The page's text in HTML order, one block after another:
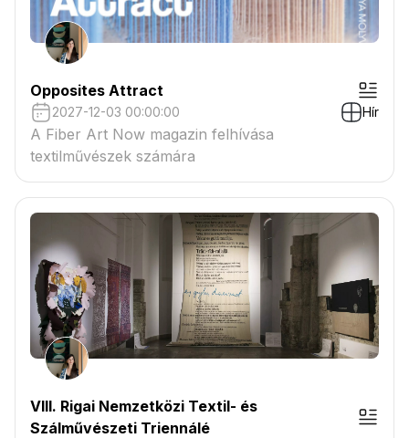
Opposites Attract
2027-12-03 00:00:00 Hír
A Fiber Art Now magazin felhívása
textilművészek számára
VIII. Rigai Nemzetközi Textil- és
Szálművészeti Triennálé